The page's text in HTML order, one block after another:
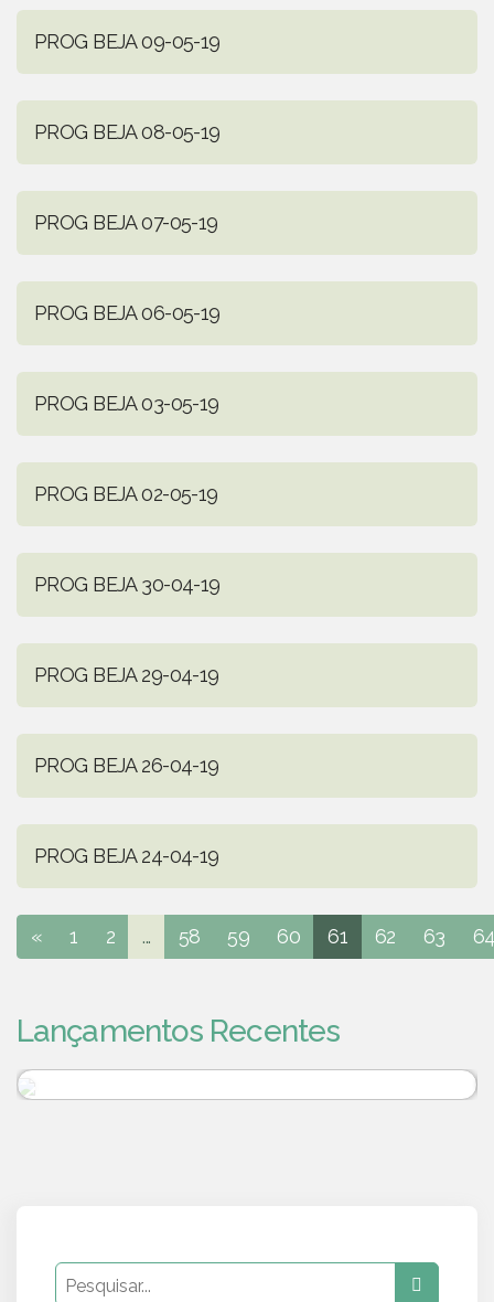
PROG BEJA 09-05-19
PROG BEJA 08-05-19
PROG BEJA 07-05-19
PROG BEJA 06-05-19
PROG BEJA 03-05-19
PROG BEJA 02-05-19
PROG BEJA 30-04-19
PROG BEJA 29-04-19
PROG BEJA 26-04-19
PROG BEJA 24-04-19
« 1 2 ... 58 59 60 61 62 63
Lançamentos Recentes